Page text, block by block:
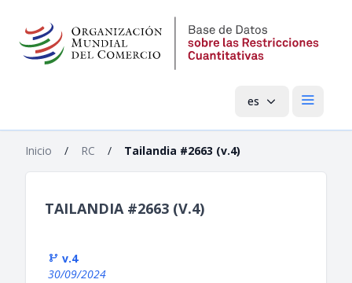
es Menú
Inicio / RC / Tailandia #2663 (v.4)
TAILANDIA #2663 (V.4)
v.4
30/09/2024